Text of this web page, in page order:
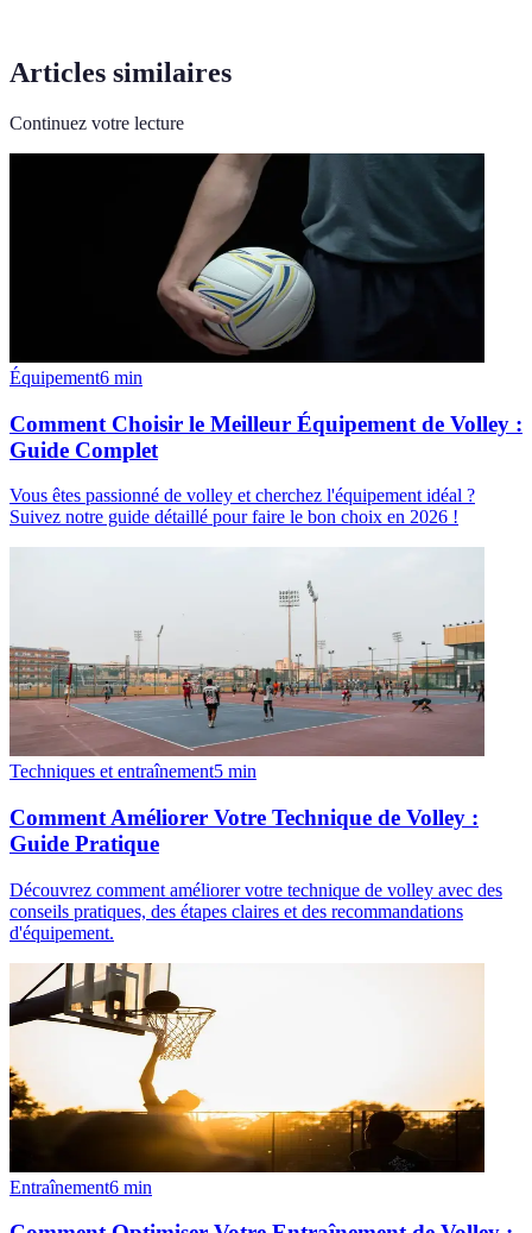
Articles similaires
Continuez votre lecture
Équipement6 min
Comment Choisir le Meilleur Équipement de Volley :
Guide Complet
Vous êtes passionné de volley et cherchez l'équipement idéal ?
Suivez notre guide détaillé pour faire le bon choix en 2026 !
Techniques et entraînement5 min
Comment Améliorer Votre Technique de Volley :
Guide Pratique
Découvrez comment améliorer votre technique de volley avec des
conseils pratiques, des étapes claires et des recommandations
d'équipement.
Entraînement6 min